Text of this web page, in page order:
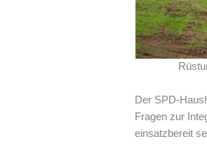
Der SPD-
Fragen zur
einsatzbereit